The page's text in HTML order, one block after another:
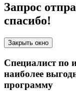
Запрос
спасибо!
Закрыть окно
Специалист по
наиболее
программу